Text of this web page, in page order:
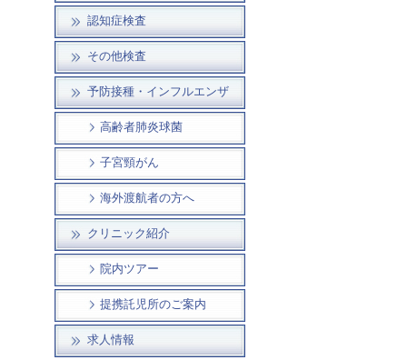
認知症検査
その他検査
予防接種・インフルエンザ
高齢者肺炎球菌
子宮頸がん
海外渡航者の方へ
クリニック紹介
院内ツアー
提携託児所のご案内
求人情報